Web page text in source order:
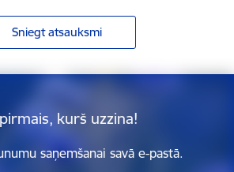
Sniegt atsauksmi
kurš uzzina!
saņemšanai savā e-pastā.